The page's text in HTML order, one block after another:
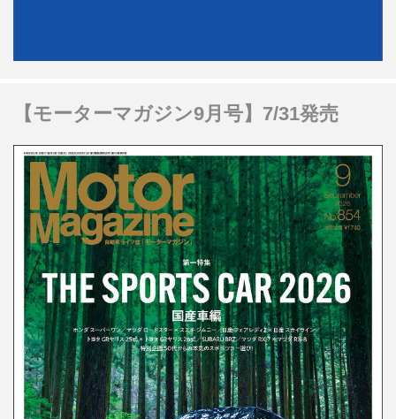
【モーターマガジン9月号】7/31発売